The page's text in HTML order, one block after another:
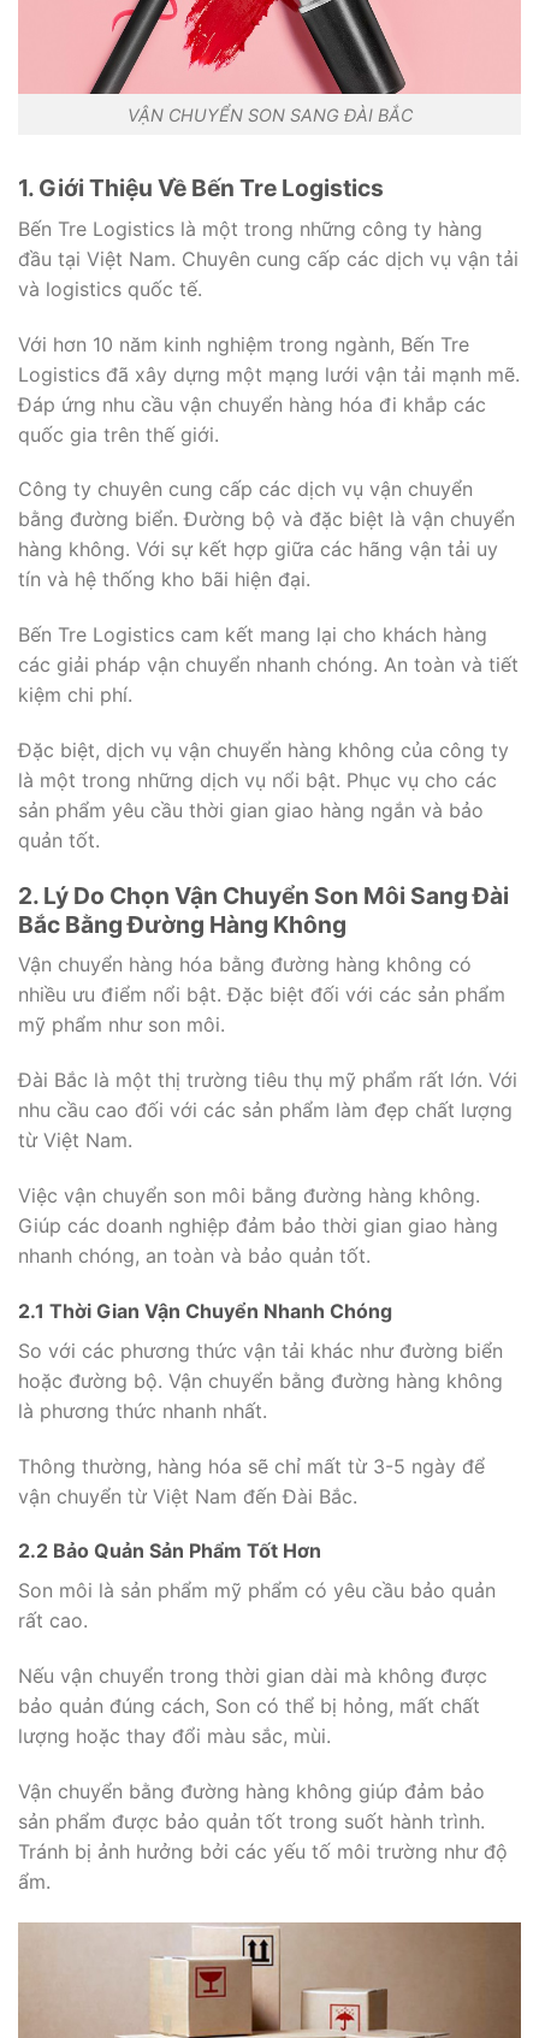
VẬN CHUYỂN SON SANG ĐÀI BẮC
1. Giới Thiệu Về Bến Tre Logistics
Bến Tre Logistics là một trong những công ty hàng
đầu tại Việt Nam. Chuyên cung cấp các dịch vụ vận tải
và logistics quốc tế.
Với hơn 10 năm kinh nghiệm trong ngành, Bến Tre
Logistics đã xây dựng một mạng lưới vận tải mạnh mẽ.
Đáp ứng nhu cầu vận chuyển hàng hóa đi khắp các
quốc gia trên thế giới.
Công ty chuyên cung cấp các dịch vụ vận chuyển
bằng đường biển. Đường bộ và đặc biệt là vận chuyển
hàng không. Với sự kết hợp giữa các hãng vận tải uy
tín và hệ thống kho bãi hiện đại.
Bến Tre Logistics cam kết mang lại cho khách hàng
các giải pháp vận chuyển nhanh chóng. An toàn và tiết
kiệm chi phí.
Đặc biệt, dịch vụ vận chuyển hàng không của công ty
là một trong những dịch vụ nổi bật. Phục vụ cho các
sản phẩm yêu cầu thời gian giao hàng ngắn và bảo
quản tốt.
2. Lý Do Chọn Vận Chuyển Son Môi Sang Đài
Bắc Bằng Đường Hàng Không
Vận chuyển hàng hóa bằng đường hàng không có
nhiều ưu điểm nổi bật. Đặc biệt đối với các sản phẩm
mỹ phẩm như son môi.
Đài Bắc là một thị trường tiêu thụ mỹ phẩm rất lớn. Với
nhu cầu cao đối với các sản phẩm làm đẹp chất lượng
từ Việt Nam.
Việc vận chuyển son môi bằng đường hàng không.
Giúp các doanh nghiệp đảm bảo thời gian giao hàng
nhanh chóng, an toàn và bảo quản tốt.
2.1 Thời Gian Vận Chuyển Nhanh Chóng
So với các phương thức vận tải khác như đường biển
hoặc đường bộ. Vận chuyển bằng đường hàng không
là phương thức nhanh nhất.
Thông thường, hàng hóa sẽ chỉ mất từ 3-5 ngày để
vận chuyển từ Việt Nam đến Đài Bắc.
2.2 Bảo Quản Sản Phẩm Tốt Hơn
Son môi là sản phẩm mỹ phẩm có yêu cầu bảo quản
rất cao.
Nếu vận chuyển trong thời gian dài mà không được
bảo quản đúng cách, Son có thể bị hỏng, mất chất
lượng hoặc thay đổi màu sắc, mùi.
Vận chuyển bằng đường hàng không giúp đảm bảo
sản phẩm được bảo quản tốt trong suốt hành trình.
Tránh bị ảnh hưởng bởi các yếu tố môi trường như độ
ẩm.